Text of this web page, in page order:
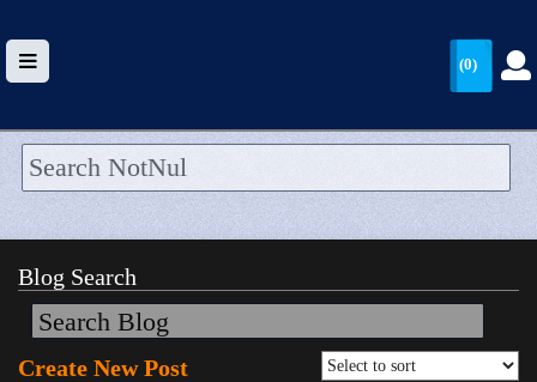
HOME
WALLET
BLOG
(0)
Blog Search
Create New Post